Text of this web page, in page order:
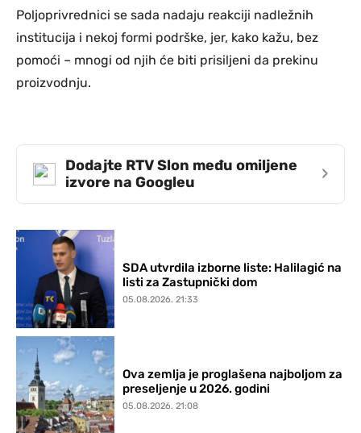
Poljoprivrednici se sada nadaju reakciji nadležnih
institucija i nekoj formi podrške, jer, kako kažu, bez
pomoći – mnogi od njih će biti prisiljeni da prekinu
proizvodnju.
Dodajte RTV Slon među omiljene
izvore na Googleu
›
SDA utvrdila izborne liste: Halilagić na
listi za Zastupnički dom
05.08.2026. 21:33
Ova zemlja je proglašena najboljom za
preseljenje u 2026. godini
05.08.2026. 21:08